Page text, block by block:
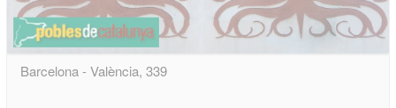
Barcelona - València, 339